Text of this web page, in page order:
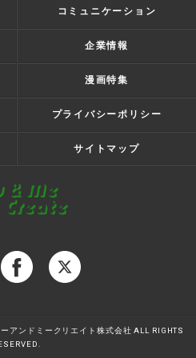
コミュニケーション
企業情報
漫画特集
プライバシーポリシー
サイトマップ
アンドミークリエイト株式会社 ALL RIGHTS